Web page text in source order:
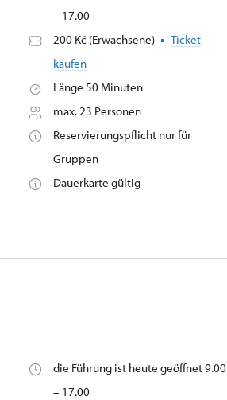
– 17.00
200 Kč (Erwachsene)
Ticket
kaufen
Länge 50 Minuten
max. 23 Personen
Reservierungspflicht nur für
Gruppen
Dauerkarte gültig
die Führung ist heute geöffnet 9.00
– 17.00